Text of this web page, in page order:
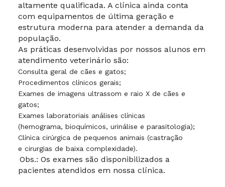
altamente qualificada. A clínica ainda conta
com equipamentos de última geração e
estrutura moderna para atender a demanda da
população.
As práticas desenvolvidas por nossos alunos em
atendimento veterinário são:
Consulta geral de cães e gatos;
Procedimentos clínicos gerais;
Exames de imagens ultrassom e raio X de cães e
gatos;
Exames laboratoriais análises clínicas
(hemograma, bioquímicos, urinálise e parasitologia);
Clínica cirúrgica de pequenos animais (castração
e cirurgias de baixa complexidade).
Obs.: Os exames são disponibilizados a
pacientes atendidos em nossa clínica.